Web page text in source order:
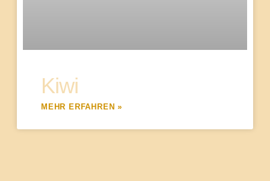
Kiwi
MEHR ERFAHREN »